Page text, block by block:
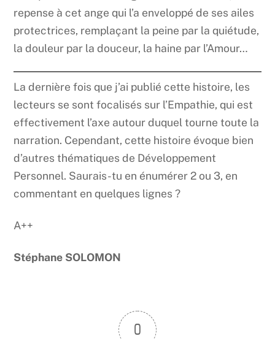
repense à cet ange qui l’a enveloppé de ses ailes
protectrices, remplaçant la peine par la quiétude,
la douleur par la douceur, la haine par l’Amour…
La dernière fois que j’ai publié cette histoire, les
lecteurs se sont focalisés sur l’Empathie, qui est
effectivement l’axe autour duquel tourne toute la
narration. Cependant, cette histoire évoque bien
d’autres thématiques de Développement
Personnel. Saurais-tu en énumérer 2 ou 3, en
commentant en quelques lignes ?
A++
Stéphane SOLOMON
0